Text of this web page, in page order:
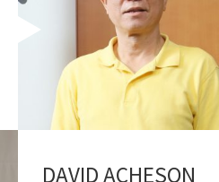
DAVID ACHESON